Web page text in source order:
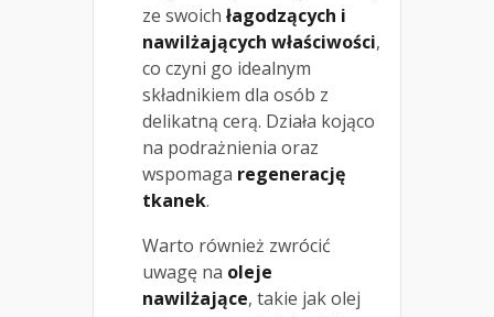
ze swoich łagodzących i
nawilżających właściwości,
co czyni go idealnym
składnikiem dla osób z
delikatną cerą. Działa kojąco
na podrażnienia oraz
wspomaga regenerację
tkanek.
Warto również zwrócić
uwagę na oleje
nawilżające, takie jak olej